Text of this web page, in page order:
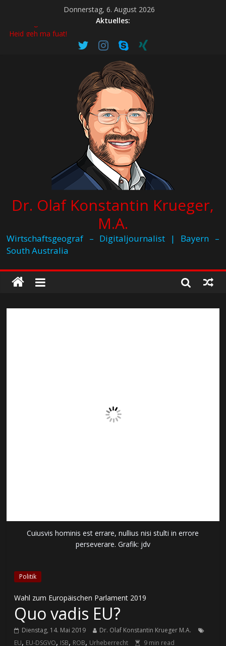
Donnerstag, 6. August 2026
Aktuelles:
Fasching im Landkreis Mühldorf a.Inn 2026
Volksfest Neumarkt-Sankt Veit 2026
Tradition – Musik – Vergnügen
Zehn Jahre Kfz-Meisterbetrieb „ST-Fahrzeugtechnik“ in
Hohe Qualität – transparente Abläufe – breites Angebot
Fasching in Stadt und Landkreis Rosenheim 2026
Gardemärsche – Showspektakel – Festumzüge
Dr. Olaf Konstantin Krueger,
M.A.
Wirtschaftsgeograf – Digitaljournalist | Bayern –
South Australia
Cuiusvis hominis est errare, nullius nisi stulti in errore
perseverare. Grafik: jdv
Politik
Wahl zum Europäischen Parlament 2019
Quo vadis EU?
Dienstag, 14. Mai 2019
Dr. Olaf Konstantin Krueger M.A.
EU, EU-DSGVO, ISB, ROB, Urheberrecht 9 min read